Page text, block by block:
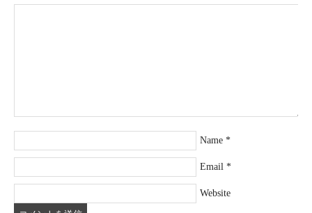
Name *
Email *
Website